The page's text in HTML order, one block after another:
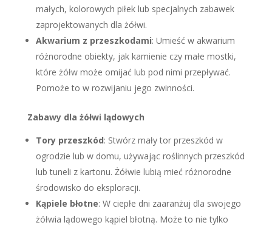
małych, kolorowych piłek lub specjalnych zabawek
zaprojektowanych dla żółwi.
Akwarium z przeszkodami: Umieść w akwarium
różnorodne obiekty, jak kamienie czy małe mostki,
które żółw może omijać lub pod nimi przepływać.
Pomoże to w rozwijaniu jego zwinności.
Zabawy dla żółwi lądowych
Tory przeszkód: Stwórz mały tor przeszkód w
ogrodzie lub w domu, używając roślinnych przeszkód
lub tuneli z kartonu. Żółwie lubią mieć różnorodne
środowisko do eksploracji.
Kąpiele błotne: W ciepłe dni zaaranżuj dla swojego
żółwia lądowego kąpiel błotną. Może to nie tylko